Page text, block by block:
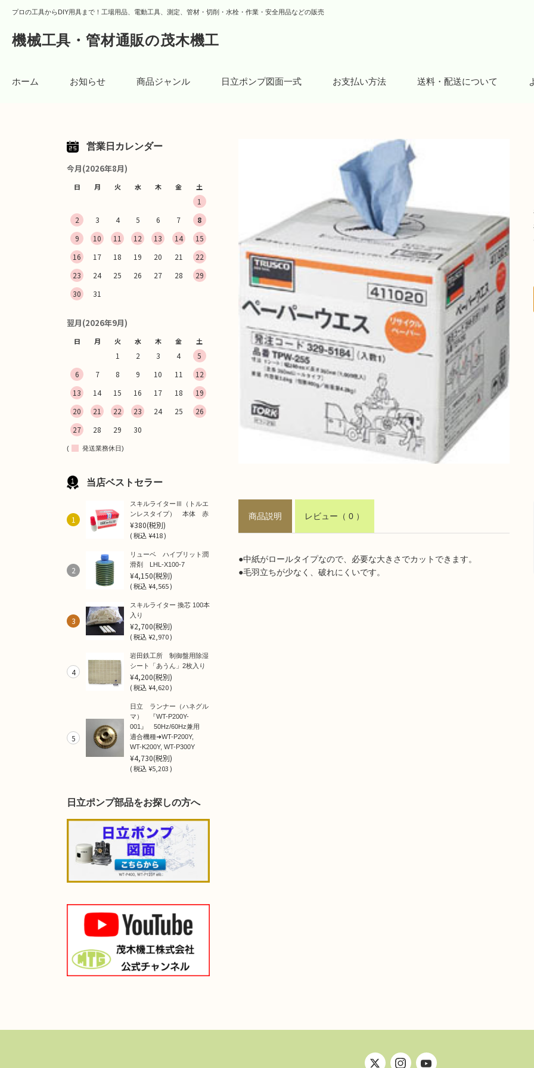
プロの工具からDIY用具まで！工場用品、電動工具、測定、管材・切削・水栓・作業・安全用品などの販売
機械工具・管材通販の茂木機工
ホーム お知らせ 商品ジャンル 日立ポンプ図面一式 お支払い方法 送料・配送について
商品説明 レビュー （ 0 ）
●中紙がロールタイプなので、必要な大きさでカットできます。
●毛羽立ちが少なく、破れにくいです。
営業日カレンダー
今月(2026年8月)
日 月 火 水 木 金 土
1
2
3 4 5 6 7
8
9
10 11 12 13 14
15
16
17 18 19 20 21
22
23
24 25 26 27 28
29
30
31
翌月(2026年9月)
日 月 火 水 木 金 土
1 2 3 4
5
6
7 8 9 10 11
12
13
14 15 16 17 18
19
20
21 22 23 24 25
26
27
28 29 30
( 発送業務休日)
当店ベストセラー
1
スキルライターⅢ（トルエ
ンレスタイプ） 本体 赤
¥380(税別)
(税込¥418 )
2
リューベ ハイブリット潤
滑剤 LHL-X100-7
¥4,150(税別)
(税込¥4,565 )
3
スキルライター 換芯 100本
入り
¥2,700(税別)
(税込¥2,970 )
4
岩田鉄工所 制御盤用除湿
シート「あうん」2枚入り
¥4,200(税別)
(税込¥4,620 )
5
日立 ランナー（ハネグル
マ） 『WT-P200Y-
001』 50Hz/60Hz兼用
適合機種➜WT-P200Y,
WT-K200Y, WT-P300Y
¥4,730(税別)
(税込¥5,203 )
日立ポンプ部品をお探しの方へ